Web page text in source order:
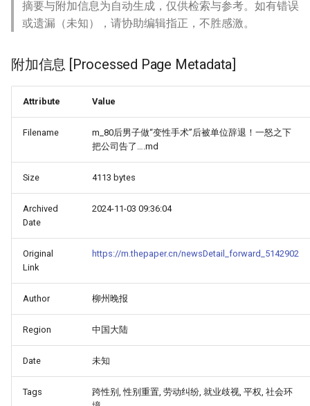
摘要与附加信息为自动生成，仅供检索与参考。如有错误
或遗漏（未知），请协助编辑指正，不胜感激。
附加信息 [Processed Page Metadata]
Attribute Value
Filename
m_80后男子做“变性手术”后被单位辞退！一怒之下
把公司告了….md
Size 4113 bytes
Archived
Date
2024-11-03 09:36:04
Original
Link
https://m.thepaper.cn/newsDetail_forward_5142902
Author 柳州晚报
Region 中国大陆
Date 未知
Tags
跨性别, 性别重置, 劳动纠纷, 就业歧视, 平权, 社会环